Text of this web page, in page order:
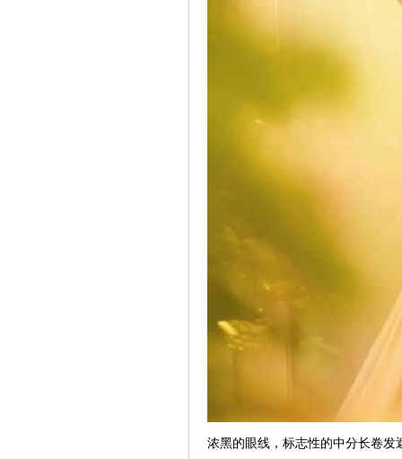
浓黑的眼线，标志性的中分长卷发